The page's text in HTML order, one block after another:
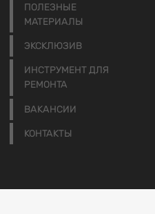
ПОЛЕЗНЫЕ
МАТЕРИАЛЫ
ЭКСКЛЮЗИВ
ИНСТРУМЕНТ ДЛЯ
РЕМОНТА
ВАКАНСИИ
КОНТАКТЫ